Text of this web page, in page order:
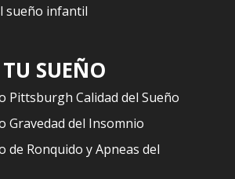
sueño infantil
SUEÑO
Pittsburgh Calidad del Sueño
Gravedad del Insomnio
de Ronquido y Apneas del